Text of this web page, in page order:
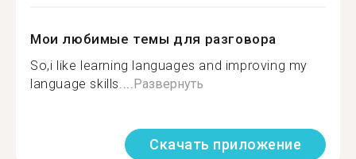
Мои любимые темы для разговора
So,i like learning languages and improving my
language skills.... Развернуть
Скачать приложение